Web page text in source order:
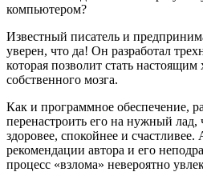
компьютером?
Известный писатель и
уверен, что да! Он разработал
которая позволит стать настоящим
собственного мозга.
Как и программное обеспечение,
перенастроить его на нужный лад,
здоровее, спокойнее и
рекомендации автора и его
процесс «взлома» невероятно